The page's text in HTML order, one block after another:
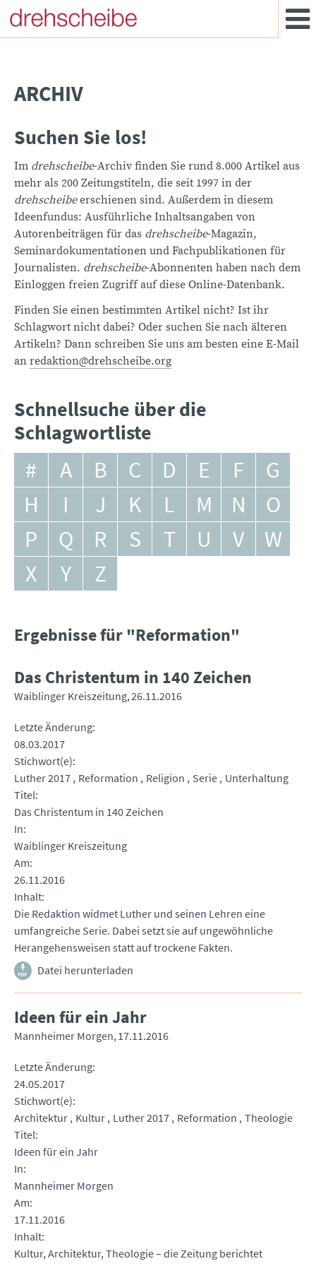
ARCHIV
Suchen Sie los!
Im drehscheibe-Archiv finden Sie rund 8.000 Artikel aus
mehr als 200 Zeitungstiteln, die seit 1997 in der
drehscheibeerschienen sind. Außerdem in diesem
Ideenfundus: Ausführliche Inhaltsangaben von
Autorenbeiträgen für das drehscheibe-Magazin,
Seminardokumentationen und Fachpublikationen für
Journalisten. drehscheibe-Abonnenten haben nach dem
Einloggen freien Zugriff auf diese Online-Datenbank.
Finden Sie einen bestimmten Artikel nicht? Ist ihr
Schlagwort nicht dabei? Oder suchen Sie nach älteren
Artikeln? Dann schreiben Sie uns am besten eine E-Mail
an redaktion@drehscheibe.org
Schnellsuche über die
Schlagwortliste
# A B C D E F
G
H
I J K L M N
O
P
Q R S T U V
W
X
Y Z
Ergebnisse für "Reformation"
Das Christentum in 140 Zeichen
Waiblinger Kreiszeitung 26.11.2016
Letzte Änderung
08.03.2017
Stichwort(e)
Luther 2017 Reformation Religion Serie Unterhaltung
Titel
Das Christentum in 140 Zeichen
In
Waiblinger Kreiszeitung
Am
26.11.2016
Inhalt
Die Redaktion widmet Luther und seinen Lehren eine
umfangreiche Serie. Dabei setzt sie auf ungewöhnliche
Herangehensweisen statt auf trockene Fakten.
Datei herunterladen
Ideen für ein Jahr
Mannheimer Morgen 17.11.2016
Letzte Änderung
24.05.2017
Stichwort(e)
Architektur Kultur Luther 2017 Reformation Theologie
Titel
Ideen für ein Jahr
In
Mannheimer Morgen
Am
17.11.2016
Inhalt
Kultur, Architektur, Theologie – die Zeitung berichtet